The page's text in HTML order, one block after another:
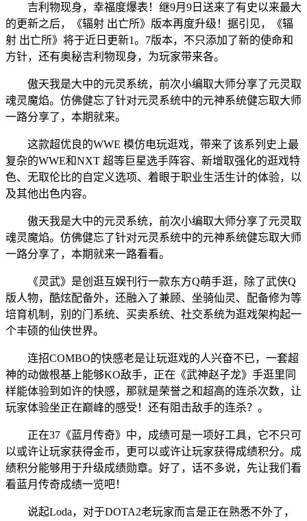
吉利物现身，幸福度爆表！继9月9日送来了有史以来最大
的更新之后，《辐射 出亡所》版本再度升级！据引见，《辐
射 出亡所》将于近日更新1。7版本，不只添加了新的使命和
方针，还有奥秘吉利物现身，为玩家带来各。
傲天我是大中的元灵系统，前次小编取大师分享了元灵取
魂灵魔焰。仿佛健忘了针对元灵系统中的元神系统健忘取大师
一路分享了，本期就来。
这款超优良的WWE 模仿电玩逛戏，带来了该系列史上最
复杂的WWE和NXT 超等巨星选手阵容、新增取强化的逛戏特
色、无取伦比的自定义选项、着眼于职业生活生计的体验，以
及其他出色内容。
傲天我是大中的元灵系统，前次小编取大师分享了元灵取
魂灵魔焰。仿佛健忘了针对元灵系统中的元神系统健忘取大师
一路分享了，本期就来一路看看。
《灵武》是创逛互娱刊行一款东方Q萌手逛，除了武侠Q
版人物，酷炫配备外，还融入了兼顾、坐骑仙灵、配备修为等
培育机制，别的门系统、买卖系统、社交系统为逛戏架构起一
个丰硕的仙侠世界。
连招COMBO的快感老是让玩逛戏的人兴奋不已，一套超
神的动做根基上能够KO敌手，正在《武神赵子龙》手逛里同
样能体验到如许的快感，那就是荣誉之和超高的连杀次数，让
玩家体验坐正在巅峰的感受！还有阻击敌手的连杀？。
正在37《蓝月传奇》中，成绩可是一项好工具，它不只可
以或许让玩家获得金币，更可以或许让玩家获得成绩积分。成
绩积分能够用于升级成绩勋章。好了，话不多说，先让我们看
看蓝月传奇成绩一览吧！
说起Loda，对于DOTA2老玩家而言是正在熟悉不外了，